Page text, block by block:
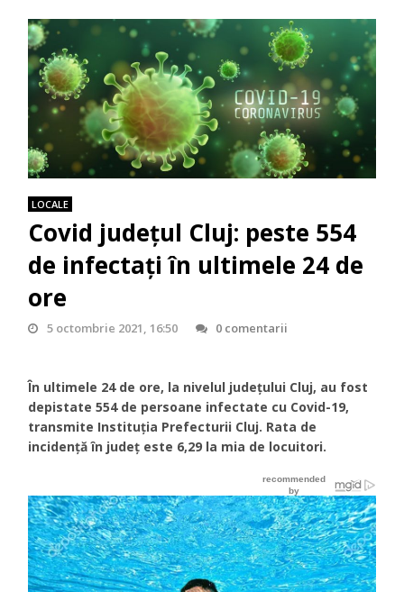
LOCALE
Covid județul Cluj: peste 554
de infectați în ultimele 24 de
ore
5 octombrie 2021, 16:50 0 comentarii
În ultimele 24 de ore, la nivelul județului Cluj, au fost
depistate 554 de persoane infectate cu Covid-19,
transmite Instituția Prefecturii Cluj. Rata de
incidență în județ este 6,29 la mia de locuitori.